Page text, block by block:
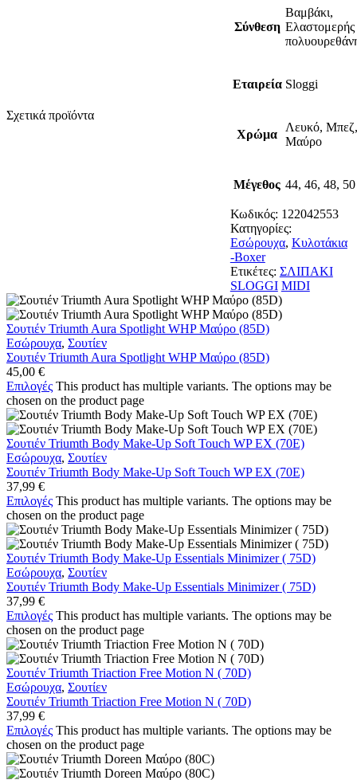
Σύνθεση
Βαμβάκι,
Ελαστομερής
Εταιρεία Sloggi
Χρώμα
Λευκό, Μπεζ,
Μαύρο
Μέγεθος 44, 46, 48, 50
Κωδικός: 122042553
Κατηγορίες:
Εσώρουχα, Κυλοτάκια
-Boxer
Ετικέτες: ΣΛΙΠΑΚΙ
SLOGGI MIDI
Σχετικά προϊόντα
Σουτιέν Triumth Aura Spotlight WHP Μαύρο (85D)
Εσώρουχα, Σουτίεν
Σουτιέν Triumth Aura Spotlight WHP Μαύρο (85D)
45,00 €
Επιλογές This product has multiple variants. The options may be
chosen on the product page
Σουτιέν Triumth Body Make-Up Soft Touch WP EX (70Ε)
Εσώρουχα, Σουτίεν
Σουτιέν Triumth Body Make-Up Soft Touch WP EX (70Ε)
37,99 €
Επιλογές This product has multiple variants. The options may be
chosen on the product page
Σουτιέν Triumth Body Make-Up Essentials Minimizer ( 75D)
Εσώρουχα, Σουτίεν
Σουτιέν Triumth Body Make-Up Essentials Minimizer ( 75D)
37,99 €
Επιλογές This product has multiple variants. The options may be
chosen on the product page
Σουτιέν Triumth Triaction Free Motion N ( 70D)
Εσώρουχα, Σουτίεν
Σουτιέν Triumth Triaction Free Motion N ( 70D)
37,99 €
Επιλογές This product has multiple variants. The options may be
chosen on the product page